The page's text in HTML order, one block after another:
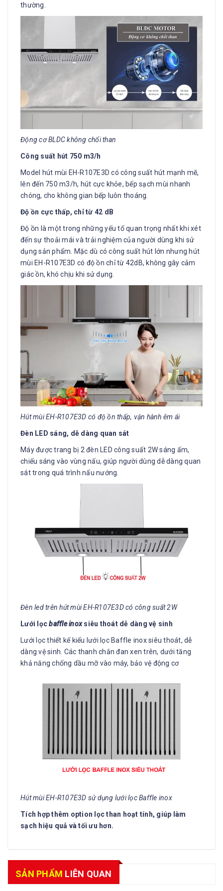
thường.
Động cơ BLDC không chổi than
Công suất hút 750 m3/h
Model hút mùi EH-R107E3D có công suất hút mạnh mẽ,
lên đến 750 m3/h, hút cực khỏe, bếp sạch mùi nhanh
chóng, cho không gian bếp luôn thoáng.
Độ ồn cực thấp, chỉ từ 42 dB
Độ ồn là một trong những yếu tố quan trọng nhất khi xét
đến sự thoải mái và trải nghiệm của người dùng khi sử
dụng sản phẩm. Mặc dù có công suất hút lớn nhưng hút
mùi EH-R107E3D có độ ồn chỉ từ 42dB, không gây cảm
giác ồn, khó chịu khi sử dụng.
Hút mùi EH-R107E3D có độ ồn thấp, vận hành êm ái
Đèn LED sáng, dễ dàng quan sát
Máy được trang bị 2 đèn LED công suất 2W sáng ấm,
chiếu sáng vào vùng nấu, giúp người dùng dễ dàng quan
sát trong quá trình nấu nướng.
Đèn led trên hút mùi EH-R107E3D có công suất 2W
Lưới lọcbaffle inoxsiêu thoát dễ dàng vệ sinh
Lưới lọc thiết kế kiểu lưới lọc Baffle inox siêu thoát, dễ
dàng vệ sinh. Các thanh chắn đan xen trên, dưới tăng
khả năng chống dầu mỡ vào máy, bảo vệ động cơ
Hút mùi EH-R107E3D sử dụng lưới lọc Baffle inox
Tích hợp thêm option lọc than hoạt tính, giúp làm
sạch hiệu quả và tối ưu hơn.
SẢN PHẨM LIÊN QUAN